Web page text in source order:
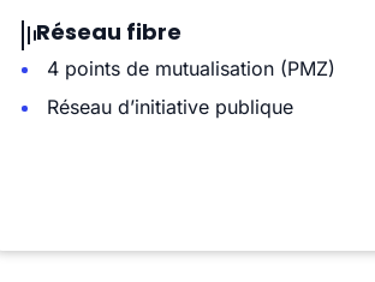
Réseau fibre
4 points de mutualisation (PMZ)
Réseau d’initiative publique